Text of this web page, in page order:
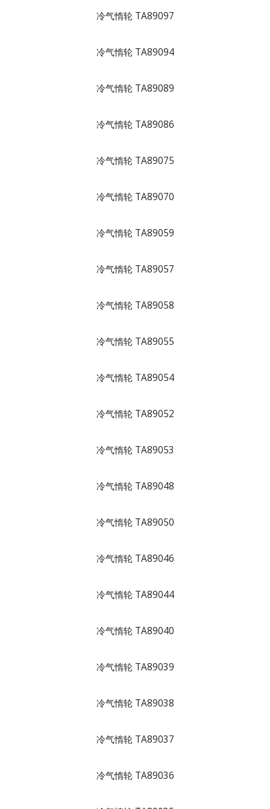
冷气惰轮 TA89097
冷气惰轮 TA89094
冷气惰轮 TA89089
冷气惰轮 TA89086
冷气惰轮 TA89075
冷气惰轮 TA89070
冷气惰轮 TA89059
冷气惰轮 TA89057
冷气惰轮 TA89058
冷气惰轮 TA89055
冷气惰轮 TA89054
冷气惰轮 TA89052
冷气惰轮 TA89053
冷气惰轮 TA89048
冷气惰轮 TA89050
冷气惰轮 TA89046
冷气惰轮 TA89044
冷气惰轮 TA89040
冷气惰轮 TA89039
冷气惰轮 TA89038
冷气惰轮 TA89037
冷气惰轮 TA89036